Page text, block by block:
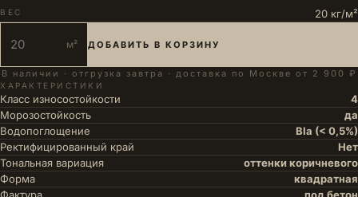
ВЕС 20 кг/м²
м² ДОБАВИТЬ В КОРЗИНУ
В наличии · отгрузка завтра · доставка по Москве от 2 900 ₽
ХАРАКТЕРИСТИКИ
Класс износостойкости
4
Морозостойкость
да
Водопоглощение
BIa (< 0,5%)
Ректифицированный край
Нет
Тональная вариация
оттенки коричневого
Форма
квадратная